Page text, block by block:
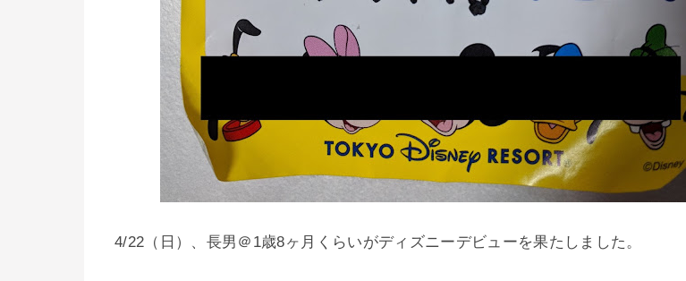
4/22（日）、長男＠1歳8ヶ月くらいがディズニーデビューを果たしました。